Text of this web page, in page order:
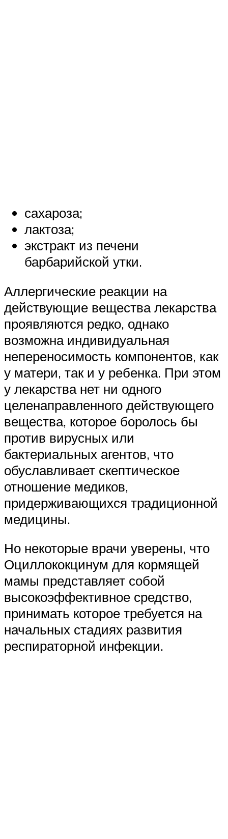
сахароза;
лактоза;
экстракт из печени
барбарийской утки.
Аллергические реакции на
действующие вещества лекарства
проявляются редко, однако
возможна индивидуальная
непереносимость компонентов, как
у матери, так и у ребенка. При этом
у лекарства нет ни одного
целенаправленного действующего
вещества, которое боролось бы
против вирусных или
бактериальных агентов, что
обуславливает скептическое
отношение медиков,
придерживающихся традиционной
медицины.
Но некоторые врачи уверены, что
Оциллококцинум для кормящей
мамы представляет собой
высокоэффективное средство,
принимать которое требуется на
начальных стадиях развития
респираторной инфекции.